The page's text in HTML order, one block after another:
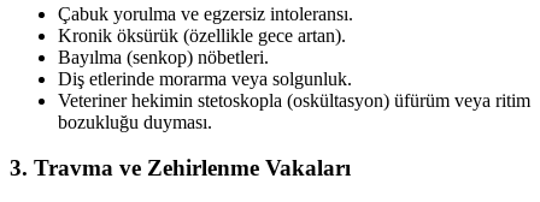
Çabuk yorulma ve egzersiz intoleransı.
Kronik öksürük (özellikle gece artan).
Bayılma (senkop) nöbetleri.
Diş etlerinde morarma veya solgunluk.
Veteriner hekimin stetoskopla (oskültasyon) üfürüm veya ritim
bozukluğu duyması.
3. Travma ve Zehirlenme Vakaları